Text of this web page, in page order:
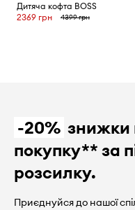
Дитяча кофта BOSS
2369 грн
4399 грн
-20% знижки
покупку** за
розсилку.
Приєднуйся до нашої